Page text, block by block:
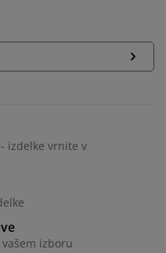
izdelke vrnite v
izboru
izkušnjo
izkušnje ob
zbirajo